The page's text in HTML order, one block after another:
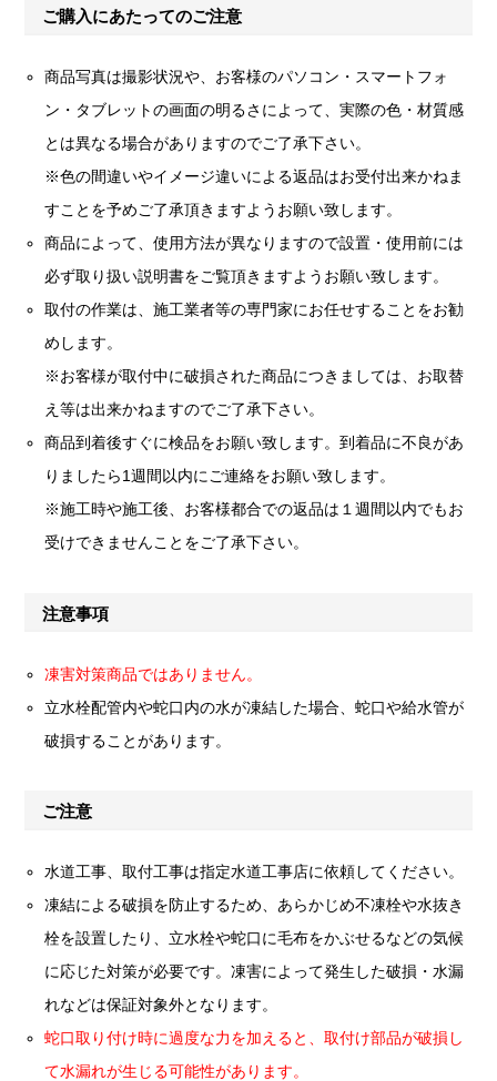
ご購入にあたってのご注意
商品写真は撮影状況や、お客様のパソコン・スマートフォ
ン・タブレットの画面の明るさによって、実際の色・材質感
とは異なる場合がありますのでご了承下さい。
※色の間違いやイメージ違いによる返品はお受付出来かねま
すことを予めご了承頂きますようお願い致します。
商品によって、使用方法が異なりますので設置・使用前には
必ず取り扱い説明書をご覧頂きますようお願い致します。
取付の作業は、施工業者等の専門家にお任せすることをお勧
めします。
※お客様が取付中に破損された商品につきましては、お取替
え等は出来かねますのでご了承下さい。
商品到着後すぐに検品をお願い致します。到着品に不良があ
りましたら1週間以内にご連絡をお願い致します。
※施工時や施工後、お客様都合での返品は１週間以内でもお
受けできませんことをご了承下さい。
注意事項
凍害対策商品ではありません。
立水栓配管内や蛇口内の水が凍結した場合、蛇口や給水管が
破損することがあります。
ご注意
水道工事、取付工事は指定水道工事店に依頼してください。
凍結による破損を防止するため、あらかじめ不凍栓や水抜き
栓を設置したり、立水栓や蛇口に毛布をかぶせるなどの気候
に応じた対策が必要です。凍害によって発生した破損・水漏
れなどは保証対象外となります。
蛇口取り付け時に過度な力を加えると、取付け部品が破損し
て水漏れが生じる可能性があります。